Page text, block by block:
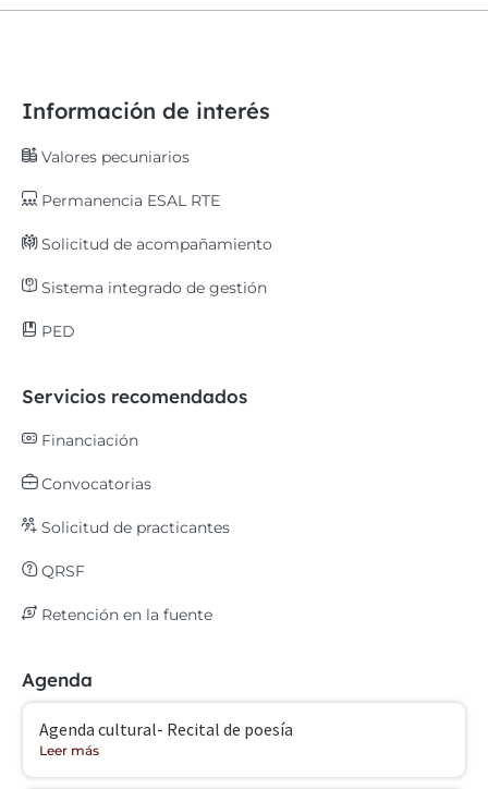
Información de interés
Valores pecuniarios
Permanencia ESAL RTE
Solicitud de acompañamiento
Sistema integrado de gestión
PED
Servicios recomendados
Financiación
Convocatorias
Solicitud de practicantes
QRSF
Retención en la fuente
Agenda
Agenda cultural- Recital de poesía
Leer más